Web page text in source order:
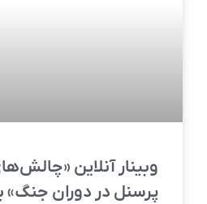
وبینار آنلاین
پرسنل در دوران جنگ»